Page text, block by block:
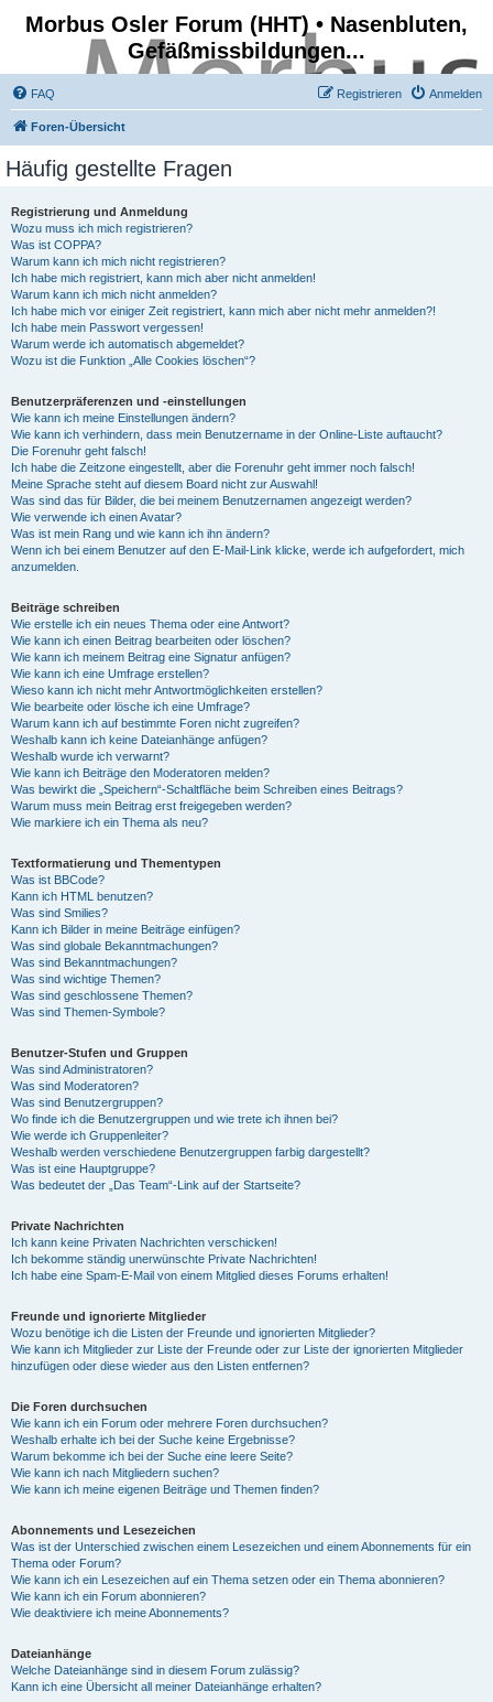
Morbus Osler Forum (HHT) • Nasenbluten,
Gefäßmissbildungen...
FAQ Anmelden
Registrieren
Foren-Übersicht
Häufig gestellte Fragen
Registrierung und Anmeldung
Wozu muss ich mich registrieren?
Was ist COPPA?
Warum kann ich mich nicht registrieren?
Ich habe mich registriert, kann mich aber nicht anmelden!
Warum kann ich mich nicht anmelden?
Ich habe mich vor einiger Zeit registriert, kann mich aber nicht mehr anmelden?!
Ich habe mein Passwort vergessen!
Warum werde ich automatisch abgemeldet?
Wozu ist die Funktion „Alle Cookies löschen“?
Benutzerpräferenzen und -einstellungen
Wie kann ich meine Einstellungen ändern?
Wie kann ich verhindern, dass mein Benutzername in der Online-Liste auftaucht?
Die Forenuhr geht falsch!
Ich habe die Zeitzone eingestellt, aber die Forenuhr geht immer noch falsch!
Meine Sprache steht auf diesem Board nicht zur Auswahl!
Was sind das für Bilder, die bei meinem Benutzernamen angezeigt werden?
Wie verwende ich einen Avatar?
Was ist mein Rang und wie kann ich ihn ändern?
Wenn ich bei einem Benutzer auf den E-Mail-Link klicke, werde ich aufgefordert, mich
anzumelden.
Beiträge schreiben
Wie erstelle ich ein neues Thema oder eine Antwort?
Wie kann ich einen Beitrag bearbeiten oder löschen?
Wie kann ich meinem Beitrag eine Signatur anfügen?
Wie kann ich eine Umfrage erstellen?
Wieso kann ich nicht mehr Antwortmöglichkeiten erstellen?
Wie bearbeite oder lösche ich eine Umfrage?
Warum kann ich auf bestimmte Foren nicht zugreifen?
Weshalb kann ich keine Dateianhänge anfügen?
Weshalb wurde ich verwarnt?
Wie kann ich Beiträge den Moderatoren melden?
Was bewirkt die „Speichern“-Schaltfläche beim Schreiben eines Beitrags?
Warum muss mein Beitrag erst freigegeben werden?
Wie markiere ich ein Thema als neu?
Textformatierung und Thementypen
Was ist BBCode?
Kann ich HTML benutzen?
Was sind Smilies?
Kann ich Bilder in meine Beiträge einfügen?
Was sind globale Bekanntmachungen?
Was sind Bekanntmachungen?
Was sind wichtige Themen?
Was sind geschlossene Themen?
Was sind Themen-Symbole?
Benutzer-Stufen und Gruppen
Was sind Administratoren?
Was sind Moderatoren?
Was sind Benutzergruppen?
Wo finde ich die Benutzergruppen und wie trete ich ihnen bei?
Wie werde ich Gruppenleiter?
Weshalb werden verschiedene Benutzergruppen farbig dargestellt?
Was ist eine Hauptgruppe?
Was bedeutet der „Das Team“-Link auf der Startseite?
Private Nachrichten
Ich kann keine Privaten Nachrichten verschicken!
Ich bekomme ständig unerwünschte Private Nachrichten!
Ich habe eine Spam-E-Mail von einem Mitglied dieses Forums erhalten!
Freunde und ignorierte Mitglieder
Wozu benötige ich die Listen der Freunde und ignorierten Mitglieder?
Wie kann ich Mitglieder zur Liste der Freunde oder zur Liste der ignorierten Mitglieder
hinzufügen oder diese wieder aus den Listen entfernen?
Die Foren durchsuchen
Wie kann ich ein Forum oder mehrere Foren durchsuchen?
Weshalb erhalte ich bei der Suche keine Ergebnisse?
Warum bekomme ich bei der Suche eine leere Seite?
Wie kann ich nach Mitgliedern suchen?
Wie kann ich meine eigenen Beiträge und Themen finden?
Abonnements und Lesezeichen
Was ist der Unterschied zwischen einem Lesezeichen und einem Abonnements für ein
Thema oder Forum?
Wie kann ich ein Lesezeichen auf ein Thema setzen oder ein Thema abonnieren?
Wie kann ich ein Forum abonnieren?
Wie deaktiviere ich meine Abonnements?
Dateianhänge
Welche Dateianhänge sind in diesem Forum zulässig?
Kann ich eine Übersicht all meiner Dateianhänge erhalten?